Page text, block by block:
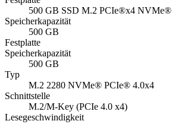
500 GB SSD M.2 PCIe®x4 NVMe®
Speicherkapazität
500 GB
Festplatte
Speicherkapazität
500 GB
Typ
M.2 2280 NVMe® PCIe® 4.0x4
Schnittstelle
M.2/​M-Key (PCIe 4.0 x4)
Lesegeschwindigkeit